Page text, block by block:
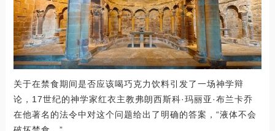
关于在禁食期间是否应该喝巧克力饮料引发了一场神学辩
论，17世纪的神学家红衣主教弗朗西斯科·玛丽亚·布兰卡乔
在他著名的法令中对这个问题给出了明确的答案，“液体不会